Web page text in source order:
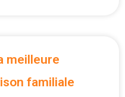
meilleure
familiale